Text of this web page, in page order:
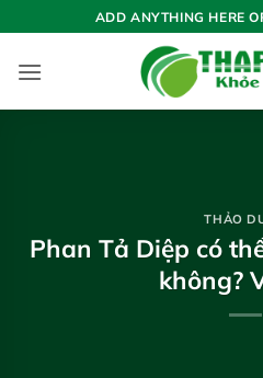
qua
nội
ADD ANYTHING HERE
THẢO
Phan Tả Diệp có
không?